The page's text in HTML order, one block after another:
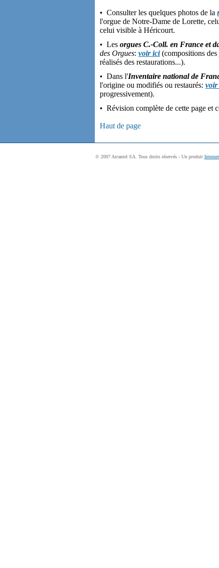
• Consulter les quelques photos de la
l'orgue de Notre-Dame de Lorette,
celui visible à Héricourt.
• Les orgues C.-Coll. en France et
des Orgues: voir ici(compositions des
réalisés des restaurations...).
• Dans l'Inventaire national de
l'origine ou modifiés ou restaurés: voir
progressivement).
• Révision complète de cette page et
Haut de page
© 2007 Arcantel SA. Tous droits réservés - Un produit